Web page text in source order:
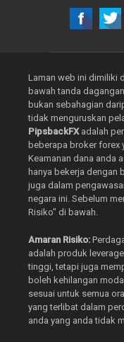
Laman web ini dimiliki
bawah tanda
bukan sebahagian
tidak menguruskan
PipsbackFXadalah
beberapa broker forex
Keamanan dana anda
hanya bekerja dengan
juga dalam
negara ini. Sebelum
Risiko" di bawah.
Amaran Risiko:
adalah produk
tinggi, tetapi juga
boleh kehilangan
sesuai untuk semua
yang terlibat dalam
anda yang anda tidak